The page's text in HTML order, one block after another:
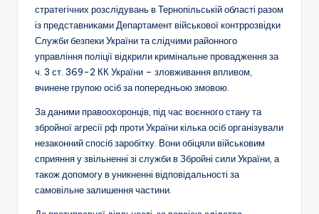
стратегічних розслідувань в Тернопільській області разом
із представниками Департамент військової контррозвідки
Служби безпеки України та слідчими районного
управління поліції відкрили кримінальне провадження за
ч. 3 ст. 369-2 КК України – зловживання впливом,
вчинене групою осіб за попередньою змовою.
За даними правоохоронців, під час воєнного стану та
збройної агресії рф проти України кілька осіб організували
незаконний спосіб заробітку. Вони обіцяли військовим
сприяння у звільненні зі служби в Збройні сили України, а
також допомогу в уникненні відповідальності за
самовільне залишення частини.